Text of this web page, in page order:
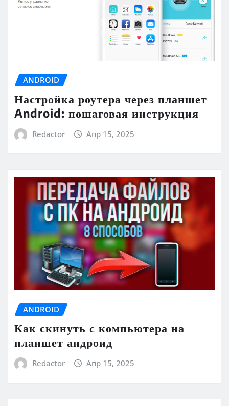
ANDROID
Настройка роутера через планшет
Android: пошаговая инструкция
Redactor Апр 15, 2025
ANDROID
Как скинуть с компьютера на
планшет андроид
Redactor Апр 15, 2025